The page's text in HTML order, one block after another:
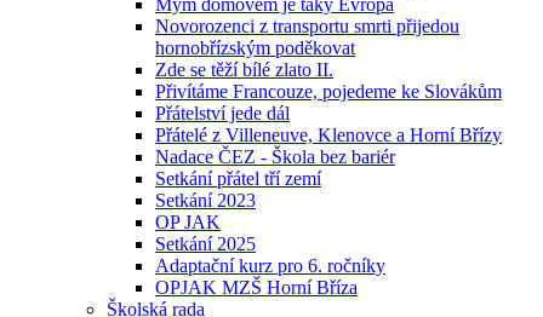
Mým domovem je taky Evropa
Novorozenci z transportu smrti přijedou
hornobřízským poděkovat
Zde se těží bílé zlato II.
Přivítáme Francouze, pojedeme ke Slovákům
Přátelství jede dál
Přátelé z Villeneuve, Klenovce a Horní Břízy
Nadace ČEZ - Škola bez bariér
Setkání přátel tří zemí
Setkání 2023
OP JAK
Setkání 2025
Adaptační kurz pro 6. ročníky
OPJAK MZŠ Horní Bříza
Školská rada